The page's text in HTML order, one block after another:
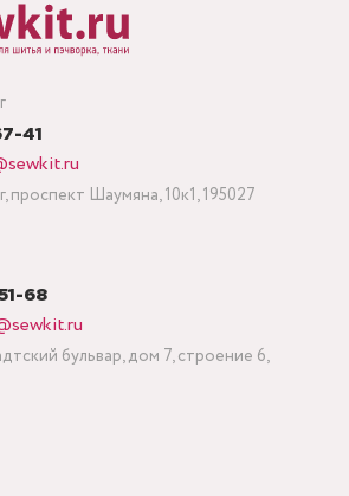
41
проспект Шаумяна, 10к1, 195027
68
бульвар, дом 7, строение 6,